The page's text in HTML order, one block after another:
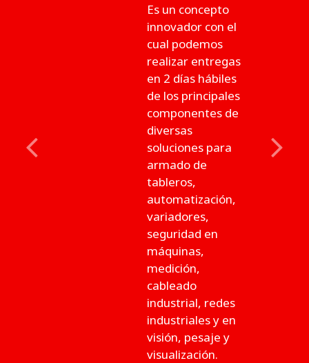
Es un concepto
innovador con el
cual podemos
realizar entregas
en 2 días hábiles
de los principales
componentes de
diversas
soluciones para
armado de
tableros,
automatización,
variadores,
seguridad en
máquinas,
medición,
cableado
industrial, redes
industriales y en
visión, pesaje y
visualización.
Previous Next